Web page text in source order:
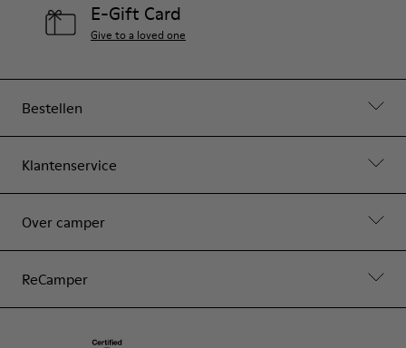
Bestellen
Klantenservice
Over camper
ReCamper
E-Gift Card
Give to a loved one